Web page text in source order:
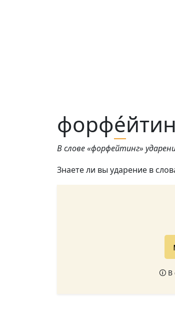
форфе́
В слове «форфейтинг»
Знаете ли вы ударение в
🛈 В